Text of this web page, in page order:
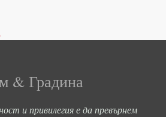
& Градина
и привилегия е да превърнем